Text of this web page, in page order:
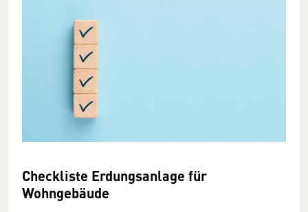
Checkliste Erdungsanlage für
Wohngebäude